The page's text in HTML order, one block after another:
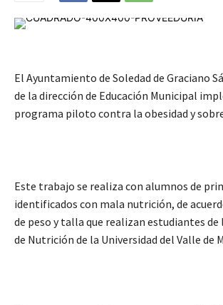
El Ayuntamiento de Soledad de Graciano
de la dirección de Educación Municipal
programa piloto contra la obesidad y
Este trabajo se realiza con alumnos de
identificados con mala nutrición, de
de peso y talla que realizan estudiantes de
de Nutrición de la Universidad del Valle de